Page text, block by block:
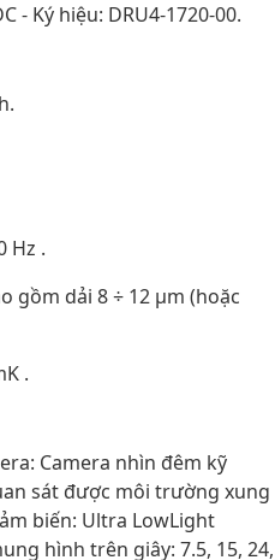
- Ký hiệu: DRU4-1720-00.
Hz .
gồm dải 8 ÷ 12 µm (hoặc
.
Camera nhìn đêm kỹ
sát được môi trường xung
biến: Ultra LowLight
hình trên giây: 7.5, 15, 24,